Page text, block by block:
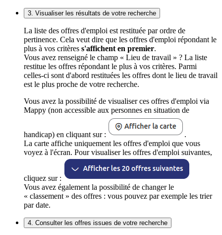
3. Visualiser les résultats de votre recherche
La liste des offres d'emploi est restituée par ordre de
pertinence. Cela veut dire que les offres d'emploi répondant le
plus à vos critères s'affichent en premier.
Vous avez renseigné le champ « Lieu de travail » ? La liste
restitue les offres répondant le plus à vos critères. Parmi
celles-ci sont d'abord restituées les offres dont le lieu de travail
est le plus proche de votre recherche.
Vous avez la possibilité de visualiser ces offres d'emploi via
Mappy (non accessible aux personnes en situation de
handicap) en cliquant sur :
.
La carte affiche uniquement les offres d'emploi que vous
voyez à l'écran. Pour visualiser les offres d'emploi suivantes,
cliquez sur :
Vous avez également la possibilité de changer le
« classement » des offres : vous pouvez par exemple les trier
par date.
4. Consulter les offres issues de votre recherche